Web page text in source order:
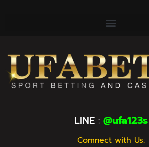
LINE : @ufa123s
Comnect with Us: